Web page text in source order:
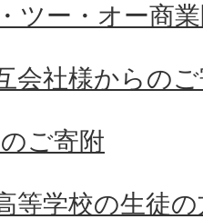
ツー・オー商
会社様からの
ご寄附
等学校の生徒